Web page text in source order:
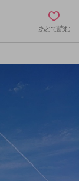
あとで読む